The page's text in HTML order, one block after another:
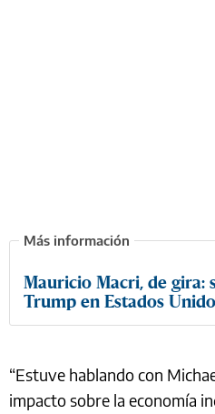
Mauricio Macri, de gira:
Trump en Estados
“Estuve hablando con
impacto sobre la economía